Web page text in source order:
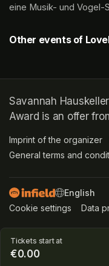
Tickets start at
€0.00
eine Musik- und Vogel-
Other events of
Savannah
Award is an offer
Imprint of the organizer
General terms and
SWITCH
Cookie settings (opens
Data